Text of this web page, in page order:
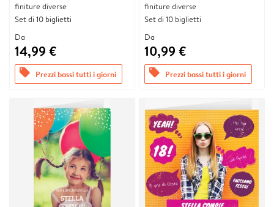
finiture diverse
Set di 10 biglietti
Da
14,99 €
offers Prezzi bassi tutti i giorni
finiture diverse
Set di 10 biglietti
Da
10,99 €
offers Prezzi bassi tutti i giorni